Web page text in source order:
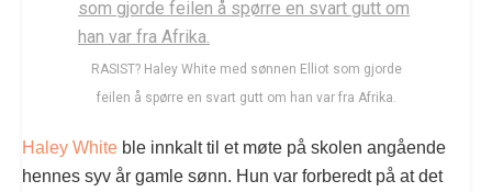
RASIST? Haley White med sønnen Elliot som gjorde
feilen å spørre en svart gutt om han var fra Afrika.
Haley White ble innkalt til et møte på skolen angående
hennes syv år gamle sønn. Hun var forberedt på at det